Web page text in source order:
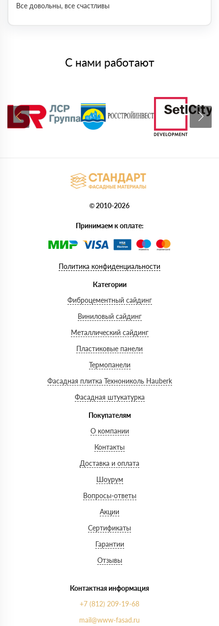
Все довольны, все счастливы
С нами работают
© 2010-2026
Принимаем к оплате:
Политика конфиденциальности
Категории
Фиброцементный сайдинг
Виниловый сайдинг
Металлический сайдинг
Пластиковые панели
Термопанели
Фасадная плитка Технониколь Hauberk
Фасадная штукатурка
Покупателям
О компании
Контакты
Доставка и оплата
Шоурум
Вопросы-ответы
Акции
Сертификаты
Гарантии
Отзывы
Контактная информация
+7 (812) 209-19-68
mail@www-fasad.ru